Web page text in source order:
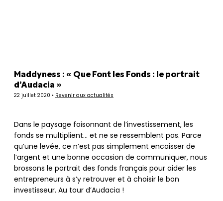
Maddyness : « Que Font les Fonds : le portrait
d’Audacia »
22 juillet 2020 • Revenir aux actualités
Dans le paysage foisonnant de l’investissement, les
fonds se multiplient… et ne se ressemblent pas. Parce
qu’une levée, ce n’est pas simplement encaisser de
l’argent et une bonne occasion de communiquer, nous
brossons le portrait des fonds français pour aider les
entrepreneurs à s’y retrouver et à choisir le bon
investisseur. Au tour d’Audacia !